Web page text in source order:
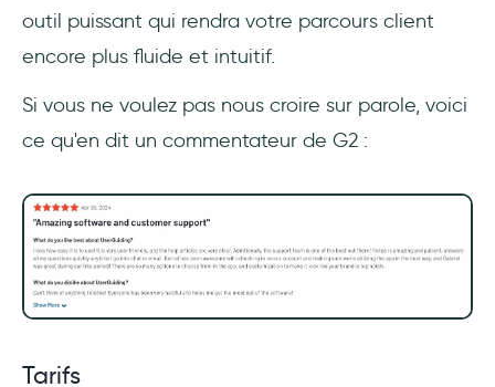
outil puissant qui rendra votre parcours client
encore plus fluide et intuitif.
Si vous ne voulez pas nous croire sur parole, voici
ce qu'en dit un commentateur de G2 :
Tarifs